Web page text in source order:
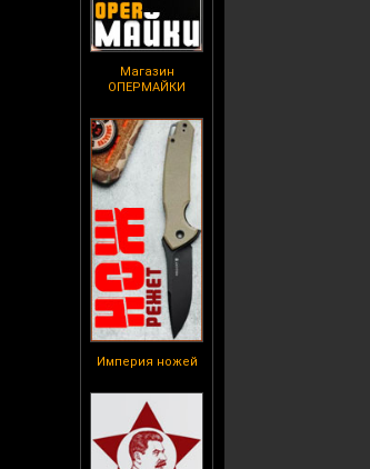
Магазин
ОПЕРМАЙКИ
Империя ножей